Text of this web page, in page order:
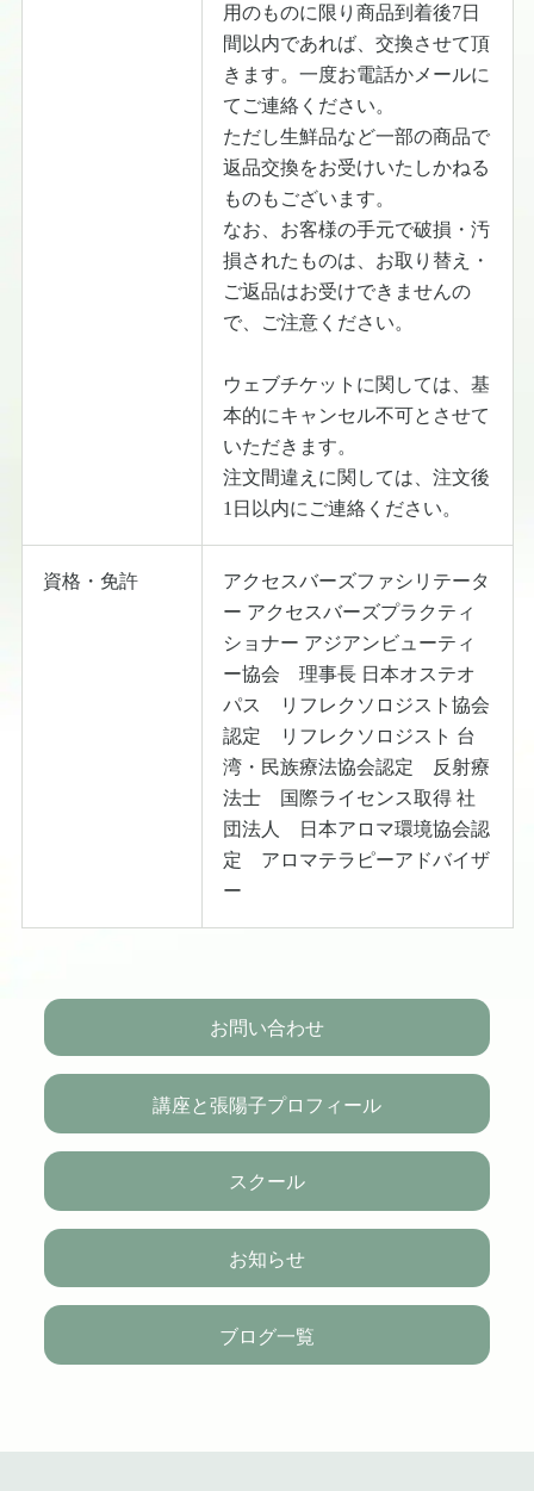
用のものに限り商品到着後7日
間以内であれば、交換させて頂
きます。一度お電話かメールに
てご連絡ください。
ただし生鮮品など一部の商品で
返品交換をお受けいたしかねる
ものもございます。
なお、お客様の手元で破損・汚
損されたものは、お取り替え・
ご返品はお受けできませんの
で、ご注意ください。
︎ウェブチケットに関しては、基
本的にキャンセル不可とさせて
いただきます。
注文間違えに関しては、注文後
1日以内にご連絡ください。
資格・免許
アクセスバーズファシリテータ
ー アクセスバーズプラクティ
ショナー アジアンビューティ
ー協会 理事長 日本オステオ
パス リフレクソロジスト協会
認定 リフレクソロジスト 台
湾・民族療法協会認定 反射療
法士 国際ライセンス取得 社
団法人 日本アロマ環境協会認
定 アロマテラピーアドバイザ
ー
お問い合わせ
講座と張陽子プロフィール
スクール
お知らせ
ブログ一覧